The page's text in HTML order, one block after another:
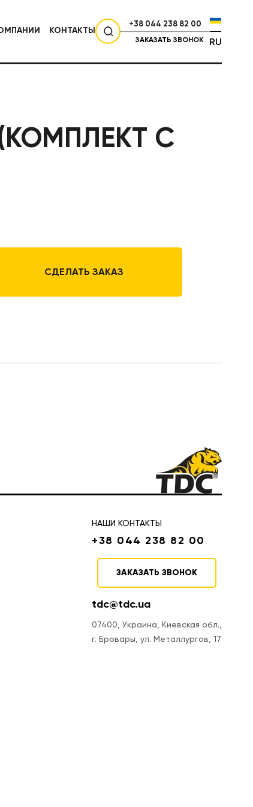
КОНТАКТЫ
+38 044 238 82 00
ЗАКАЗАТЬ ЗВОНОК RU
С
СДЕЛАТЬ ЗАКАЗ
НАШИ КОНТАКТЫ
+38 044 238 82 00
ЗАКАЗАТЬ ЗВОНОК
tdc@tdc.ua
07400, Украина, Киевская обл.,
г. Бровары, ул. Металлургов, 17